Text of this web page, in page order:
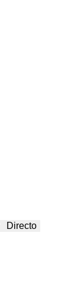
Directo